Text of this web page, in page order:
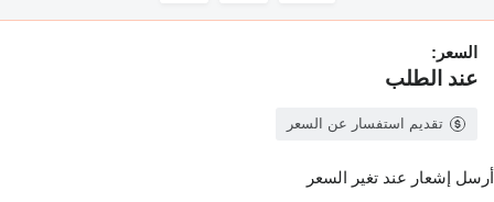
السعر:
عند الطلب
تقديم استفسار عن السعر
أرسل إشعار عند تغير السعر